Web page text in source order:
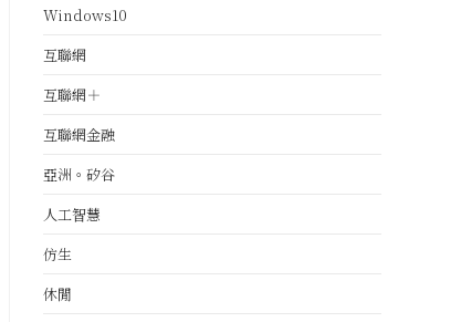
Windows10
互聯網
互聯網＋
互聯網金融
亞洲。矽谷
人工智慧
仿生
休閒